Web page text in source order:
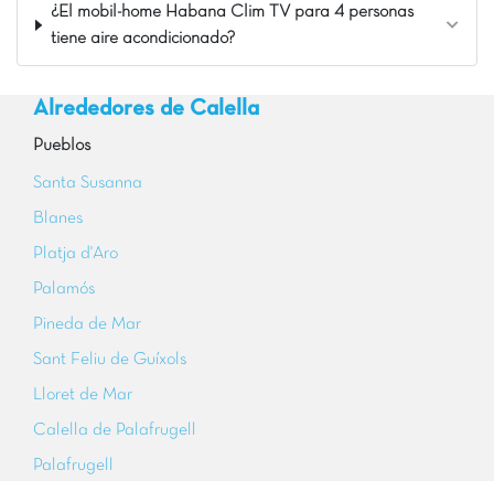
¿El mobil-home Habana Clim TV para 4 personas
tiene aire acondicionado?
Alrededores de Calella
Pueblos
Santa Susanna
Blanes
Platja d'Aro
Palamós
Pineda de Mar
Sant Feliu de Guíxols
Lloret de Mar
Calella de Palafrugell
Palafrugell